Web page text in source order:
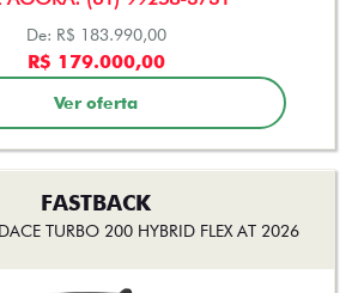
AGORA: (61) 99258-3731
FINANCIAMENTO
De: R$ 183.990,00
R$ 179.000,00